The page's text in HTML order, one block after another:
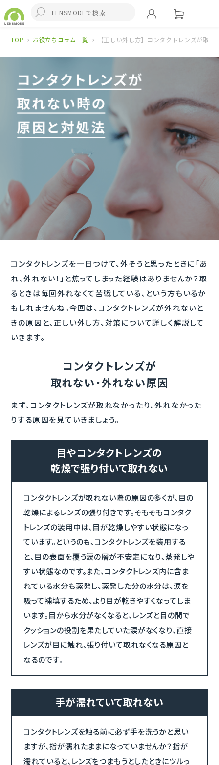
TOP お役立ちコラム一覧 【正しい外し方】コンタクトレンズが取
コンタクトレンズを一日つけて、外そうと思ったときに「あ
れ、外れない！」と焦ってしまった経験はありませんか？取
るときは毎回外れなくて苦戦している、という方もいるか
もしれませんね。今回は、コンタクトレンズが外れないと
きの原因と、正しい外し方、対策について詳しく解説して
いきます。
コンタクトレンズが
取れない・外れない原因
まず、コンタクトレンズが取れなかったり、外れなかった
りする原因を見ていきましょう。
目やコンタクトレンズの
乾燥で張り付いて取れない
コンタクトレンズが取れない際の原因の多くが、目の
乾燥によるレンズの張り付きです。そもそもコンタク
トレンズの装用中は、目が乾燥しやすい状態になっ
ています。というのも、コンタクトレンズを装用する
と、目の表面を覆う涙の層が不安定になり、蒸発しや
すい状態なのです。また、コンタクトレンズ内に含ま
れている水分も蒸発し、蒸発した分の水分は、涙を
吸って補填するため、より目が乾きやすくなってしま
います。目から水分がなくなると、レンズと目の間で
クッションの役割を果たしていた涙がなくなり、直接
レンズが目に触れ、張り付いて取れなくなる原因と
なるのです。
手が濡れていて取れない
コンタクトレンズを触る前に必ず手を洗うかと思い
ますが、指が濡れたままになっていませんか？指が
濡れていると、レンズをつまもうとしたときにツルっ